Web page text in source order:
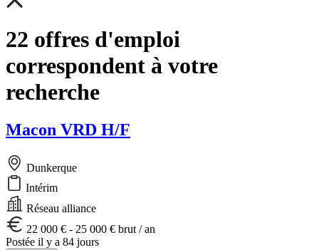
22 offres d'emploi
correspondent à votre
recherche
Macon VRD H/F
Dunkerque
Intérim
Réseau alliance
22 000 € - 25 000 € brut / an
Postée il y a 84 jours